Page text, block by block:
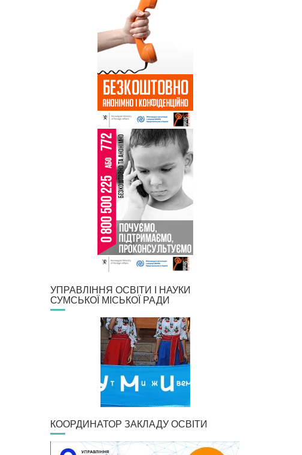
УПРАВЛІННЯ ОСВІТИ І НАУКИ
СУМСЬКОЇ МІСЬКОЇ РАДИ
КООРДИНАТОР ЗАКЛАДУ ОСВІТИ